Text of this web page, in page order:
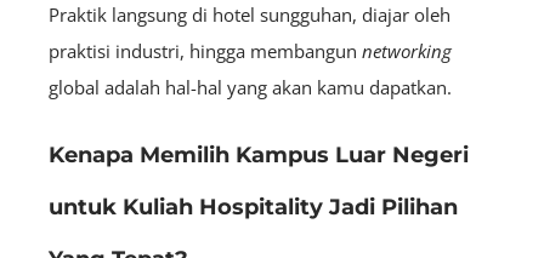
Praktik langsung di hotel sungguhan, diajar oleh
praktisi industri, hingga membangun networking
global adalah hal-hal yang akan kamu dapatkan.
Kenapa Memilih Kampus Luar Negeri
untuk Kuliah Hospitality Jadi Pilihan